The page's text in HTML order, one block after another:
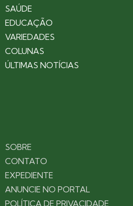
SAÚDE
EDUCAÇÃO
VARIEDADES
COLUNAS
ÚLTIMAS NOTÍCIAS
SOBRE
CONTATO
EXPEDIENTE
ANUNCIE NO PORTAL
POLÍTICA DE PRIVACIDADE